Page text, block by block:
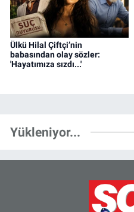
Ülkü Hilal Çiftçi’nin
babasından olay sözler:
'Hayatımıza sızdı...'
Yükleniyor...